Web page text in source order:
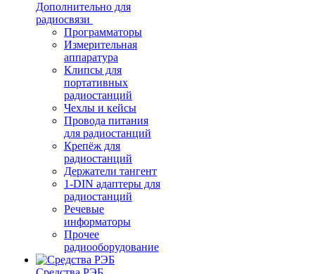
Дополнительно для
радиосвязи
Программаторы
Измерительная
аппаратура
Клипсы для
портативных
радиостанций
Чехлы и кейсы
Провода питания
для радиостанций
Крепёж для
радиостанций
Держатели тангент
1-DIN адаптеры для
радиостанций
Речевые
информаторы
Прочее
радиооборудование